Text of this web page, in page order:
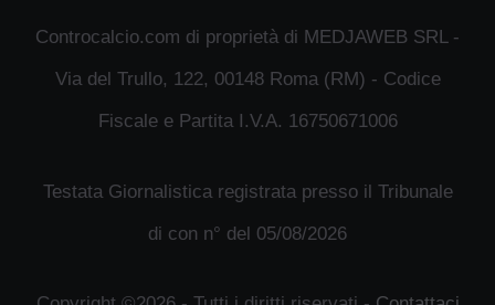
Controcalcio.com di proprietà di MEDJAWEB SRL -
Via del Trullo, 122, 00148 Roma (RM) - Codice
Fiscale e Partita I.V.A. 16750671006
Testata Giornalistica registrata presso il Tribunale
di con n° del 05/08/2026